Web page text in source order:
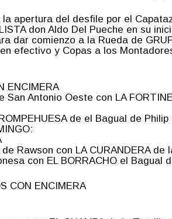
apertura del desfile por el
don Aldo Del Pueche en su
dar comienzo a la Rueda de
efectivo y Copas a los
ENCIMERA
San Antonio Oeste con LA
de el Bagual de
de Rawson con LA CURANDERA
con EL BORRACHO el Bagual
CON ENCIMERA